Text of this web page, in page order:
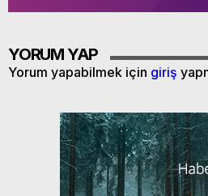
YORUM YAP
Yorum yapabilmek için giriş